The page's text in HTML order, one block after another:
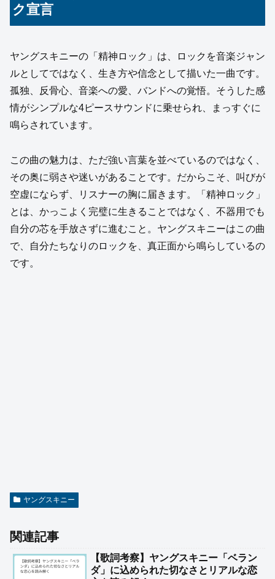
ク宣言
ヤングスキニーの「精神ロック」は、ロックを音楽ジャン
ルとしてではなく、生き方や信念として描いた一曲です。
孤独、反骨心、音楽への愛、バンドへの覚悟。そうした感
情がシンプルな4ピースサウンドに乗せられ、まっすぐに
鳴らされています。
この曲の魅力は、ただ強い言葉を並べているのではなく、
その奥に弱さや迷いがあることです。だからこそ、叫びが
空虚にならず、リスナーの胸に届きます。「精神ロック」
とは、かっこよく完璧に生きることではなく、不器用でも
自分の芯を手放さずに進むこと。ヤングスキニーはこの曲
で、自分たちなりのロックを、真正面から鳴らしているの
です。
ヤングスキニー
関連記事
【歌詞考察】ヤングスキニー「ベラン
ダ」に込められた切なさとリアルな恋